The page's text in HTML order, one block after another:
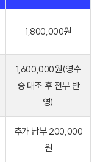
1,800,000원
1,600,000원(영수
증 대조 후 전부 반
영)
추가 납부 200,000
원